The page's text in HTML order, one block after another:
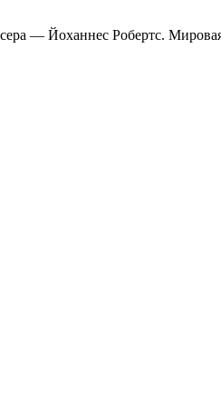
— Йоханнес Робертс.